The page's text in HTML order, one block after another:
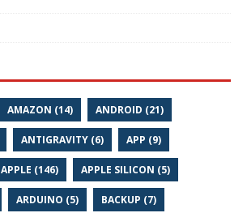
AMAZON (14) ANDROID (21)
ANTIGRAVITY (6) APP (9)
APPLE (146) APPLE SILICON (5)
ARDUINO (5) BACKUP (7)